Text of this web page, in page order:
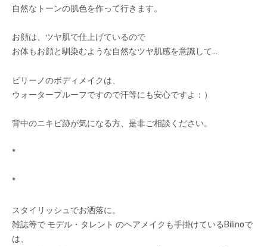
自然なトーンの肌色を作って行きます。
お顔は、ツヤ肌で仕上げているので
お体もお顔と馴染むような自然なツヤ肌感を意識して…
ビリーノのボディメイクは、
ウォータープルーフですので汗等にも安心ですよ：）
背中のニキビ跡が気になる方、是非ご相談ください。
*
*
スタイリッシュでお洒落に。
雑誌等で モデル・タレント のヘアメイクも手掛けているBilinoで
は、